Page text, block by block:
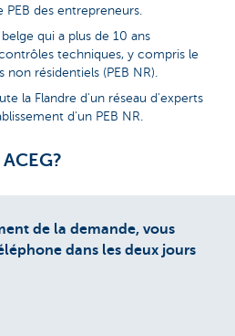
des entrepreneurs.
qui a plus de 10 ans
techniques, y compris le
résidentiels (PEB NR).
la Flandre d'un réseau d'experts
d'un PEB NR.
de la demande, vous
dans les deux jours